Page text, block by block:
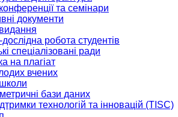
та семінари
документи
робота студентів
спеціалізовані ради
на плагіат
вчених
бази даних
технологій та інновацій (TISC)